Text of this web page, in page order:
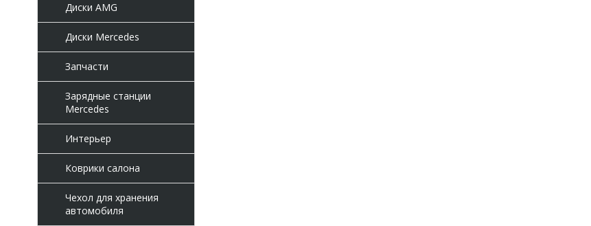
Диски AMG
Диски Mercedes
Запчасти
Зарядные станции
Mercedes
Интерьер
Коврики салона
Чехол для хранения
автомобиля